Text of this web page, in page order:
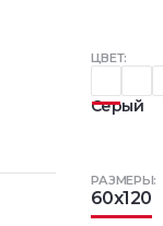
ЦВЕТ:
Серый
РАЗМЕРЫ:
60x120